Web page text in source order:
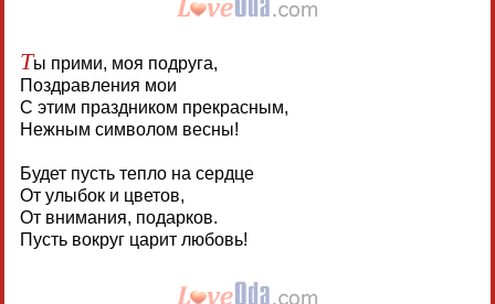
Ты прими, моя подруга,
Поздравления мои
С этим праздником прекрасным,
Нежным символом весны!
Будет пусть тепло на сердце
От улыбок и цветов,
От внимания, подарков.
Пусть вокруг царит любовь!